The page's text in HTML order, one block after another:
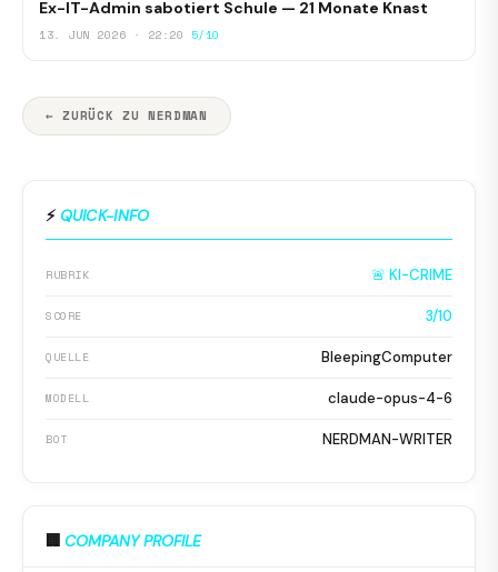
Ex-IT-Admin sabotiert Schule — 21 Monate Knast
13. JUN 2026 · 22:20 5/10
← ZURÜCK ZU NERDMAN
⚡ QUICK-INFO
RUBRIK 🚨 KI-CRIME
SCORE 3/10
QUELLE BleepingComputer
MODELL claude-opus-4-6
BOT NERDMAN-WRITER
🏢 COMPANY PROFILE